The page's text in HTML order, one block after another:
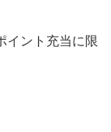
イント充当に限